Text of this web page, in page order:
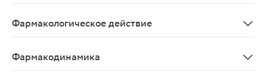
Фармакологическое действие
Фармакодинамика